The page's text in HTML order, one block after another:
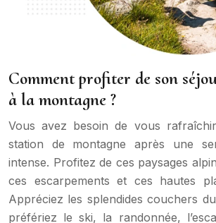
Comment profiter de son
à la montagne ?
Vous avez besoin de vous
station de montagne après une
intense. Profitez de ces paysages
ces escarpements et ces hautes
Appréciez les splendides couchers
préfériez le ski, la randonnée,